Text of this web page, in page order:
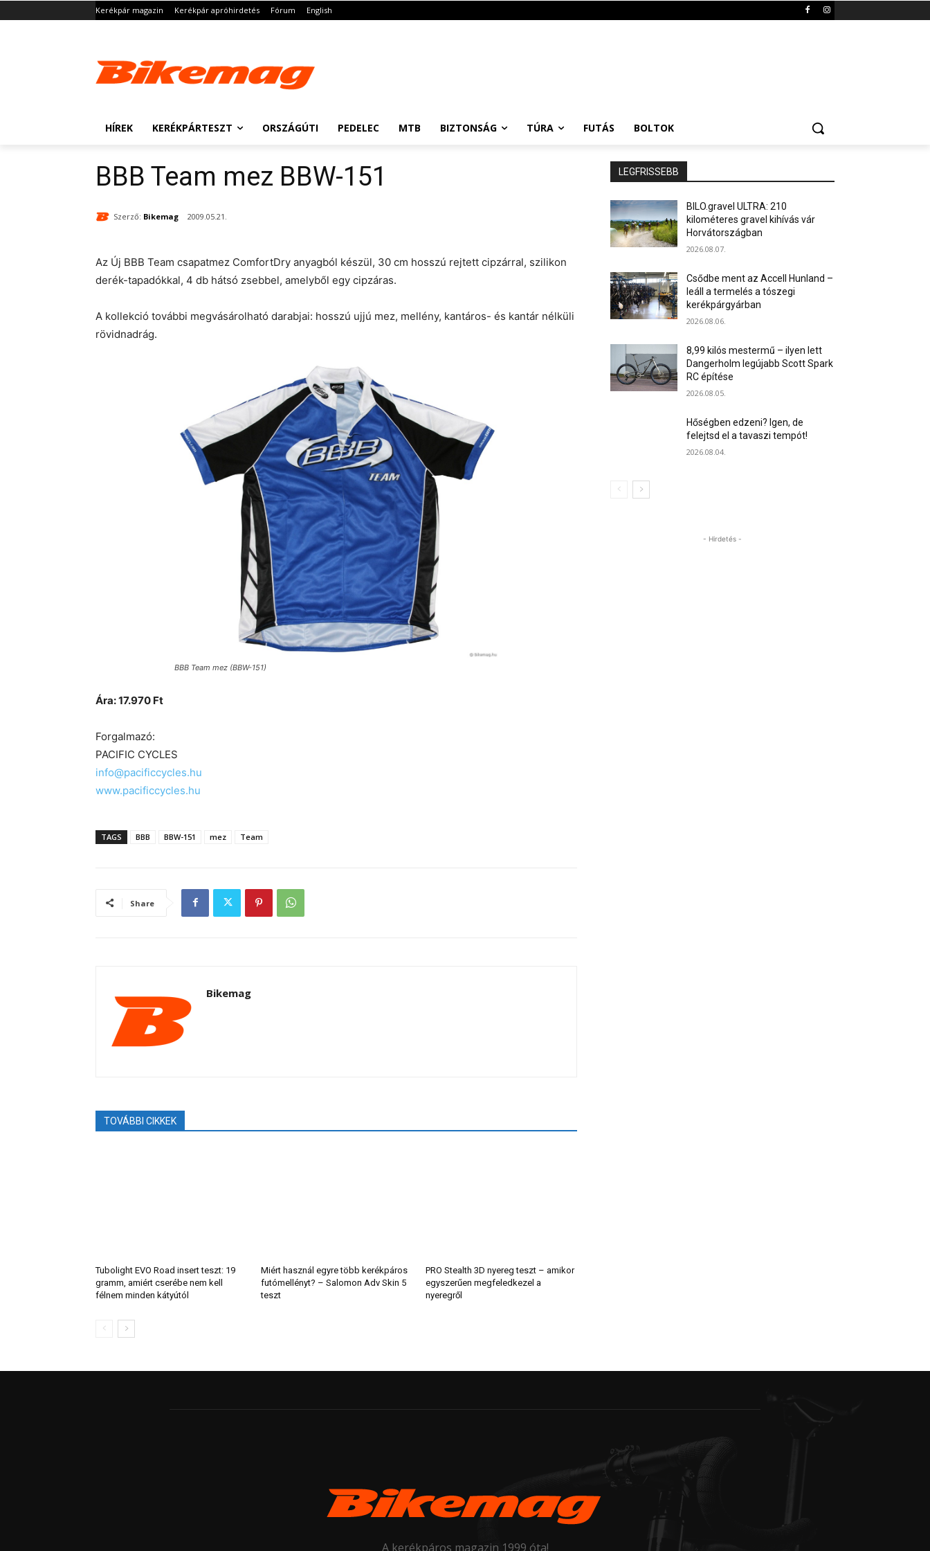
Kerékpár magazin Kerékpár apróhirdetés Fórum English
HÍREK KERÉKPÁRTESZT ORSZÁGÚTI PEDELEC MTB BIZTONSÁG TÚRA FUTÁS BOLTOK
BBB Team mez BBW-151
Szerző: Bikemag 2009.05.21.
Az Új BBB Team csapatmez ComfortDry anyagból készül, 30 cm hosszú rejtett cipzárral, szilikon
derék-tapadókkal, 4 db hátsó zsebbel, amelyből egy cipzáras.
A kollekció további megvásárolható darabjai: hosszú ujjú mez, mellény, kantáros- és kantár nélküli
rövidnadrág.
BBB Team mez (BBW-151)
Ára: 17.970 Ft
Forgalmazó:
PACIFIC CYCLES
info@pacificcycles.hu
www.pacificcycles.hu
TAGS BBB BBW-151 mez Team
Share
Bikemag
TOVÁBBI CIKKEK
Tubolight EVO Road insert teszt: 19
gramm, amiért cserébe nem kell
félnem minden kátyútól
Miért használ egyre több kerékpáros
futómellényt? – Salomon Adv Skin 5
teszt
PRO Stealth 3D nyereg teszt – amikor
egyszerűen megfeledkezel a
nyeregről
LEGFRISSEBB
BILO.gravel ULTRA: 210
kilométeres gravel kihívás vár
Horvátországban
2026.08.07.
Csődbe ment az Accell Hunland –
leáll a termelés a tószegi
kerékpárgyárban
2026.08.06.
8,99 kilós mestermű – ilyen lett
Dangerholm legújabb Scott Spark
RC építése
2026.08.05.
Hőségben edzeni? Igen, de
felejtsd el a tavaszi tempót!
2026.08.04.
- Hirdetés -
A kerékpáros magazin 1999 óta!